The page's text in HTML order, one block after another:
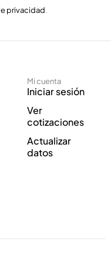
privacidad.
Mi cuenta
Iniciar sesión
Ver
cotizaciones
Actualizar
datos